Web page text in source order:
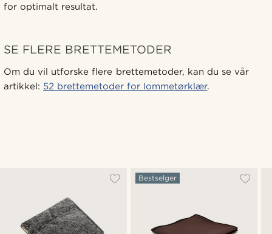
for optimalt resultat.
SE FLERE BRETTEMETODER
Om du vil utforske flere brettemetoder, kan du se vår
artikkel: 52 brettemetoder for lommetørklær.
Bestselger